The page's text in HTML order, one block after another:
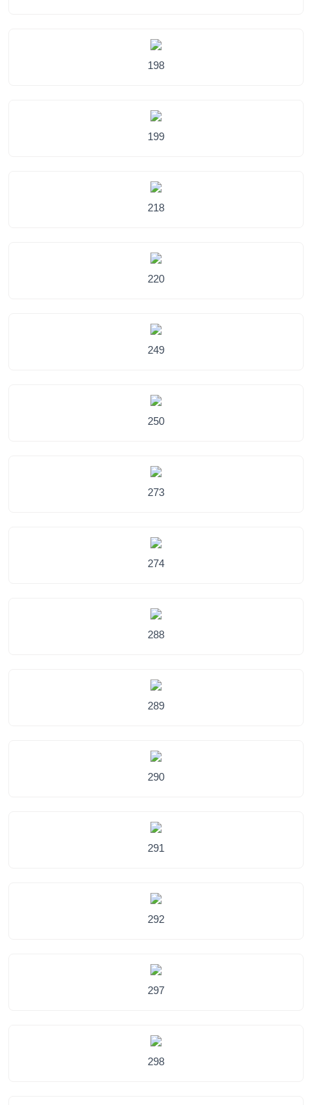
198
199
218
220
249
250
273
274
288
289
290
291
292
297
298